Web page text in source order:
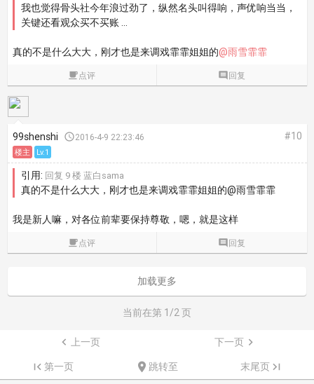
我也觉得骨头社今年浪过劲了，纵然名头叫得响，声优响当当，
关键还看观众买不买账 ...
真的不是什么大大，刚才也是来调戏霏霏姐姐的@雨雪霏霏
点评  回复
99shenshi 2016-4-9 22:23:46 #10
楼主 Lv.1
引用: 回复 9 楼 蓝白sama
真的不是什么大大，刚才也是来调戏霏霏姐姐的@雨雪霏霏
我是新人嘛，对各位前辈要保持尊敬，嗯，就是这样
点评  回复
加载更多
当前在第 1/2 页
 上一页 下一页
第一页 跳转至 末尾页